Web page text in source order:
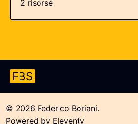
2 risorse
FBS
© 2026 Federico Boriani.
Powered by Eleventy